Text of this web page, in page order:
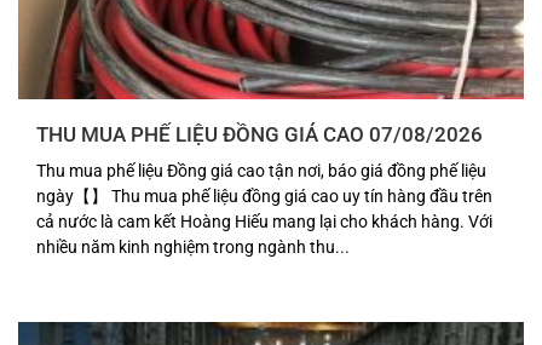
THU MUA PHẾ LIỆU ĐỒNG GIÁ CAO 07/08/2026
Thu mua phế liệu Đồng giá cao tận nơi, báo giá đồng phế liệu
ngày【】 Thu mua phế liệu đồng giá cao uy tín hàng đầu trên
cả nước là cam kết Hoàng Hiếu mang lại cho khách hàng. Với
nhiều năm kinh nghiệm trong ngành thu...